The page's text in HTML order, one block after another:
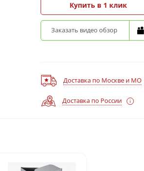
Купить в 1 клик
Заказать видео обзор
Доставка по Москве и МО
Доставка по России